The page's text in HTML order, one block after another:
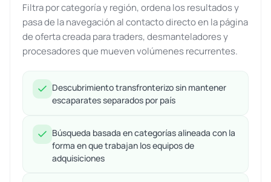
Filtra por categoría y región, ordena los resultados y
pasa de la navegación al contacto directo en la página
de oferta creada para traders, desmanteladores y
procesadores que mueven volúmenes recurrentes.
Descubrimiento transfronterizo sin mantener
escaparates separados por país
Búsqueda basada en categorías alineada con la
forma en que trabajan los equipos de
adquisiciones